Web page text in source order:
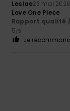
Leslae23 mai 2026
Love One Piece
Rapport qualité
5/5
Je